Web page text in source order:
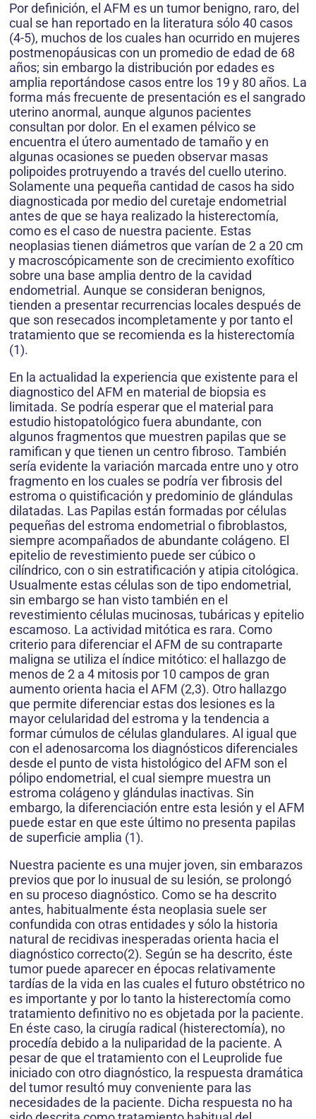
Por definición, el AFM es un tumor benigno, raro, del
cual se han reportado en la literatura sólo 40 casos
(4-5), muchos de los cuales han ocurrido en mujeres
postmenopáusicas con un promedio de edad de 68
años; sin embargo la distribución por edades es
amplia reportándose casos entre los 19 y 80 años. La
forma más frecuente de presentación es el sangrado
uterino anormal, aunque algunos pacientes
consultan por dolor. En el examen pélvico se
encuentra el útero aumentado de tamaño y en
algunas ocasiones se pueden observar masas
polipoides protruyendo a través del cuello uterino.
Solamente una pequeña cantidad de casos ha sido
diagnosticada por medio del curetaje endometrial
antes de que se haya realizado la histerectomía,
como es el caso de nuestra paciente. Estas
neoplasias tienen diámetros que varían de 2 a 20 cm
y macroscópicamente son de crecimiento exofítico
sobre una base amplia dentro de la cavidad
endometrial. Aunque se consideran benignos,
tienden a presentar recurrencias locales después de
que son resecados incompletamente y por tanto el
tratamiento que se recomienda es la histerectomía
(1).
En la actualidad la experiencia que existente para el
diagnostico del AFM en material de biopsia es
limitada. Se podría esperar que el material para
estudio histopatológico fuera abundante, con
algunos fragmentos que muestren papilas que se
ramifican y que tienen un centro fibroso. También
sería evidente la variación marcada entre uno y otro
fragmento en los cuales se podría ver fibrosis del
estroma o quistificación y predominio de glándulas
dilatadas. Las Papilas están formadas por células
pequeñas del estroma endometrial o fibroblastos,
siempre acompañados de abundante colágeno. El
epitelio de revestimiento puede ser cúbico o
cilíndrico, con o sin estratificación y atipia citológica.
Usualmente estas células son de tipo endometrial,
sin embargo se han visto también en el
revestimiento células mucinosas, tubáricas y epitelio
escamoso. La actividad mitótica es rara. Como
criterio para diferenciar el AFM de su contraparte
maligna se utiliza el índice mitótico: el hallazgo de
menos de 2 a 4 mitosis por 10 campos de gran
aumento orienta hacia el AFM (2,3). Otro hallazgo
que permite diferenciar estas dos lesiones es la
mayor celularidad del estroma y la tendencia a
formar cúmulos de células glandulares. Al igual que
con el adenosarcoma los diagnósticos diferenciales
desde el punto de vista histológico del AFM son el
pólipo endometrial, el cual siempre muestra un
estroma colágeno y glándulas inactivas. Sin
embargo, la diferenciación entre esta lesión y el AFM
puede estar en que este último no presenta papilas
de superficie amplia (1).
Nuestra paciente es una mujer joven, sin embarazos
previos que por lo inusual de su lesión, se prolongó
en su proceso diagnóstico. Como se ha descrito
antes, habitualmente ésta neoplasia suele ser
confundida con otras entidades y sólo la historia
natural de recidivas inesperadas orienta hacia el
diagnóstico correcto(2). Según se ha descrito, éste
tumor puede aparecer en épocas relativamente
tardías de la vida en las cuales el futuro obstétrico no
es importante y por lo tanto la histerectomía como
tratamiento definitivo no es objetada por la paciente.
En éste caso, la cirugía radical (histerectomía), no
procedía debido a la nuliparidad de la paciente. A
pesar de que el tratamiento con el Leuprolide fue
iniciado con otro diagnóstico, la respuesta dramática
del tumor resultó muy conveniente para las
necesidades de la paciente. Dicha respuesta no ha